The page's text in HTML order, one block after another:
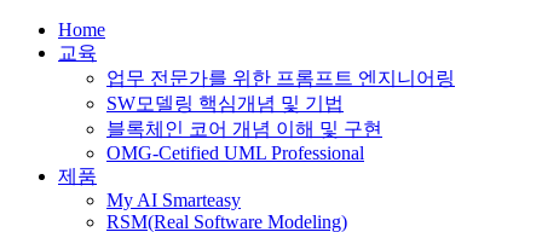
Home
교육
업무 전문가를 위한 프롬프트 엔지니어링
SW모델링 핵심개념 및 기법
블록체인 코어 개념 이해 및 구현
OMG-Cetified UML Professional
제품
My AI Smarteasy
RSM(Real Software Modeling)